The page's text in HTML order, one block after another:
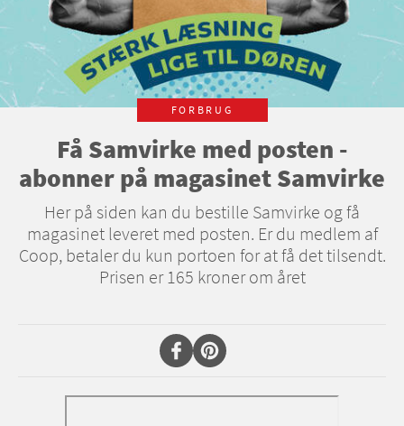
FORBRUG
Få Samvirke med posten -
abonner på magasinet Samvirke
Her på siden kan du bestille Samvirke og få
magasinet leveret med posten. Er du medlem af
Coop, betaler du kun portoen for at få det tilsendt.
Prisen er 165 kroner om året